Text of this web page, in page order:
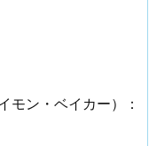
モン・ベイカー）：